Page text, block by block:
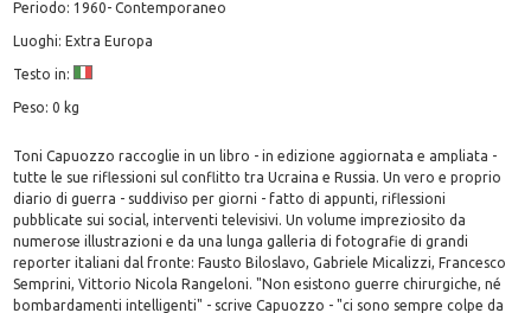
Periodo: 1960- Contemporaneo
Luoghi: Extra Europa
Testo in:
Peso: 0 kg
Toni Capuozzo raccoglie in un libro - in edizione aggiornata e ampliata -
tutte le sue riflessioni sul conflitto tra Ucraina e Russia. Un vero e proprio
diario di guerra - suddiviso per giorni - fatto di appunti, riflessioni
pubblicate sui social, interventi televisivi. Un volume impreziosito da
numerose illustrazioni e da una lunga galleria di fotografie di grandi
reporter italiani dal fronte: Fausto Biloslavo, Gabriele Micalizzi, Francesco
Semprini, Vittorio Nicola Rangeloni. "Non esistono guerre chirurgiche, né
bombardamenti intelligenti" - scrive Capuozzo - "ci sono sempre colpe da